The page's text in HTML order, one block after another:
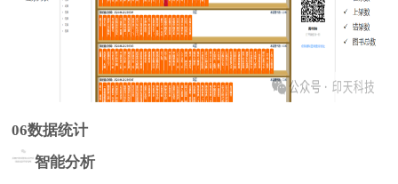
06数据统计
智能分析